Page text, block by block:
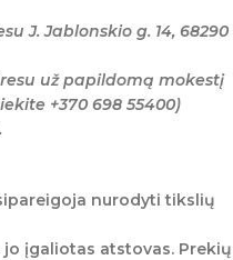
J. Jablonskio g. 14, 68290
už papildomą mokestį
+370 698 55400)
nurodyti tikslių
įgaliotas atstovas. Prekių